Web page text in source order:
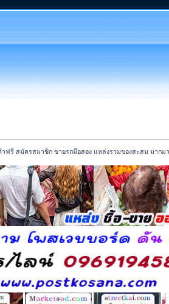
สมัครสมาชิก ขายรถมือสอง แหล่งรวมของสะสม มากมา